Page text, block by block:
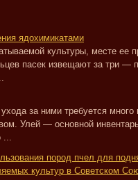
ядохимикатами
культуры, месте ее
пасек извещают за три —
за ними требуется много
Улей — основной
...
пород пчел для
культур в Советском